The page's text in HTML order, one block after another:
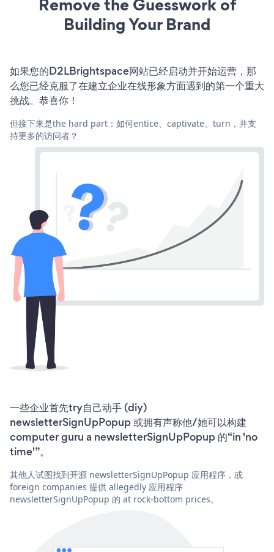
Building Your Brand
如果您的D2LBrightspace网站已经启动并开始运营，那
么您已经克服了在建立企业在线形象方面遇到的第一个重大
挑战。恭喜你！
但接下来是the hard part：如何entice、captivate、turn，并支
持更多的访问者？
一些企业首先try自己动手 (diy)
newsletterSignUpPopup 或拥有声称他/她可以构建
computer guru a newsletterSignUpPopup 的“in 'no
time'”。
其他人试图找到开源 newsletterSignUpPopup 应用程序，或
foreign companies 提供 allegedly 应用程序
newsletterSignUpPopup 的 at rock-bottom prices。